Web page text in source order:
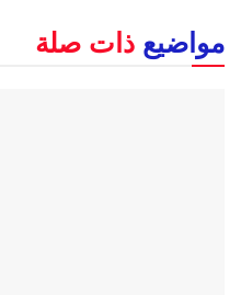
مواضيع ذات صلة